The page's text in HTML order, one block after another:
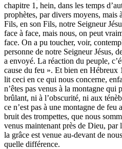
chapitre 1, hein, dans les temps
prophètes, par divers moyens, mais
Fils, en son Fils, notre Seigneur
face à face, mais nous, on peut
face. On a pu toucher, voir,
personne de notre Seigneur Jésus,
a envoyé. La réaction du peuple,
cause du feu ». Et bien en Hébreux
lit ceci en ce qui nous concerne,
n’êtes pas venus à la montagne qui
brûlant, ni à l’obscurité, ni aux
ce n’est pas à une montagne de feu
bruit des trompettes, que nous
venus maintenant près de Dieu, par
la grâce est venue au-devant de
quelle différence.